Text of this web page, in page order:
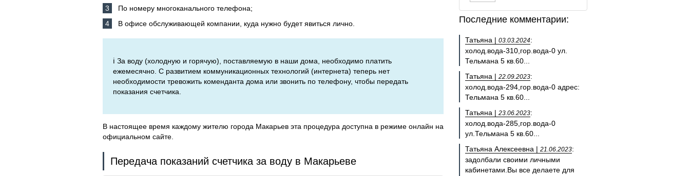
По номеру многоканального телефона;
В офисе обслуживающей компании, куда нужно будет явиться лично.
ℹ️ За воду (холодную и горячую), поставляемую в наши дома, необходимо платить
ежемесячно. С развитием коммуникационных технологий (интернета) теперь нет
необходимости тревожить коменданта дома или звонить по телефону, чтобы передать
показания счетчика.
В настоящее время каждому жителю города Макарьев эта процедура доступна в режиме онлайн на
официальном сайте.
Передача показаний счетчика за воду в Макарьеве
Последние комментарии:
Татьяна | 03.03.2024:
холод.вода-310,гор.вода-0 ул.
Тельмана 5 кв.60...
Татьяна | 22.09.2023:
холод.вода-294,гор.вода-0 адрес:
Тельмана 5 кв.60...
Татьяна | 23.06.2023:
холод.вода-285,гор.вода-0
ул.Тельмана 5 кв.60...
Татьяна Алексеевна | 21.06.2023:
задолбали своими личными
кабинетами.Вы все делаете для